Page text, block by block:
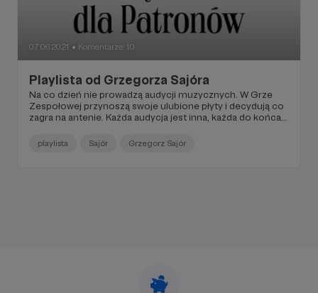
07.06.2021 ● Komentarze: 10
Playlista od Grzegorza Sajóra
Na co dzień nie prowadzą audycji muzycznych. W Grze
Zespołowej przynoszą swoje ulubione płyty i decydują co
zagra na antenie. Każda audycja jest inna, każda do końca
to stanowczo za mało. Dlatego wymyśliliśmy specjalne
playlisty - tylko dla Patronów. Z muzycznymi wyborami
playlista Sajór Grzegorz Sajór